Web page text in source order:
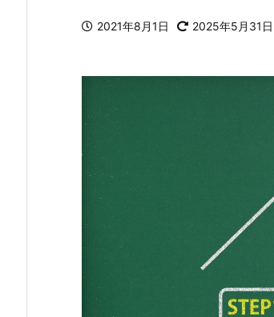
2021年8月1日 2025年5月31日